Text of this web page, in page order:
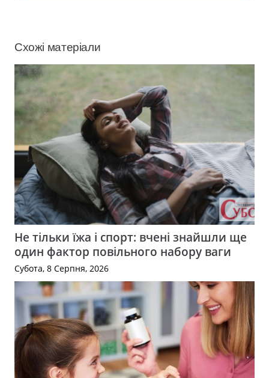
Схожі матеріали
Не тільки їжа і спорт: вчені знайшли ще
один фактор повільного набору ваги
Субота, 8 Серпня, 2026